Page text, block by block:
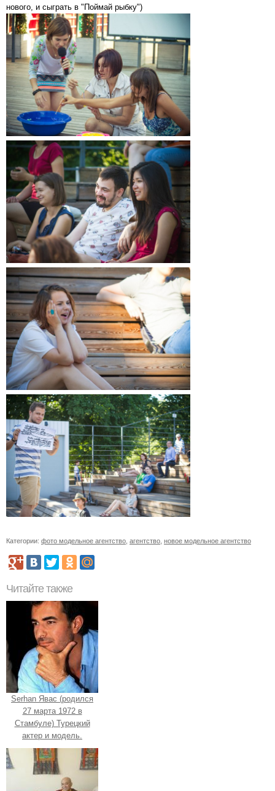
нового, и сыграть в "Поймай рыбку")
Категории: фото модельное агентство, агентство, новое модельное агентство
Читайте также
Serhan Явас (родился
27 марта 1972 в
Стамбуле) Турецкий
актер и модель.